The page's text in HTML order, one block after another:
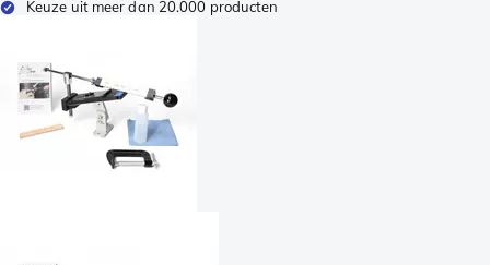
Keuze uit meer dan 20.000 producten